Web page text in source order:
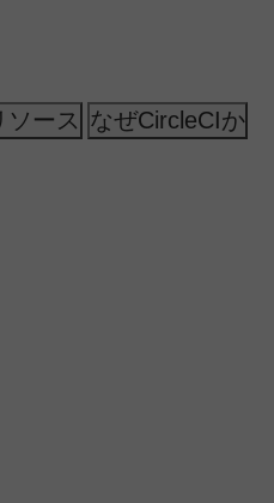
ン
ス
ソース なぜCircleCIか